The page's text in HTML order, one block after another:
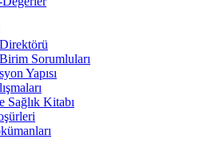
Sorumluları
Yapısı
Sağlık Kitabı